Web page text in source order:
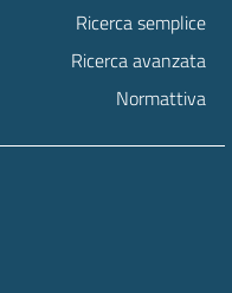
Ricerca semplice
Ricerca avanzata
Normattiva